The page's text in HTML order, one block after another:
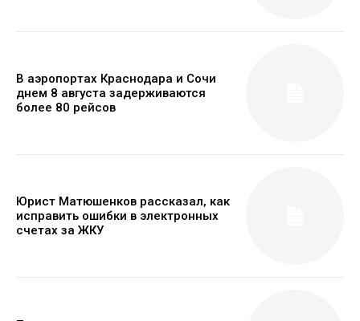
В аэропортах Краснодара и Сочи
днем 8 августа задерживаются
более 80 рейсов
Юрист Матюшенков рассказал, как
исправить ошибки в электронных
счетах за ЖКУ